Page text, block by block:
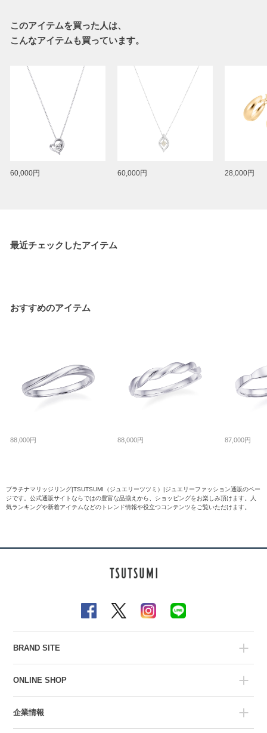
このアイテムを買った人は、
こんなアイテムも買っています。
60,000円 60,000円 28,000円
最近チェックしたアイテム
おすすめのアイテム
88,000円 88,000円 87,000円
プラチナマリッジリング|TSUTSUMI（ジュエリーツツミ）|ジュエリーファッション通販のペー
ジです。公式通販サイトならではの豊富な品揃えから、ショッピングをお楽しみ頂けます。人
気ランキングや新着アイテムなどのトレンド情報や役立つコンテンツをご覧いただけます。
BRAND SITE
ONLINE SHOP
企業情報